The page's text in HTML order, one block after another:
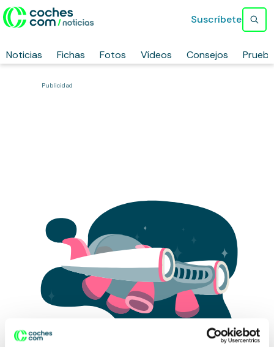
Noticias Fichas Fotos Vídeos Consejos
Suscríbete
Publicidad